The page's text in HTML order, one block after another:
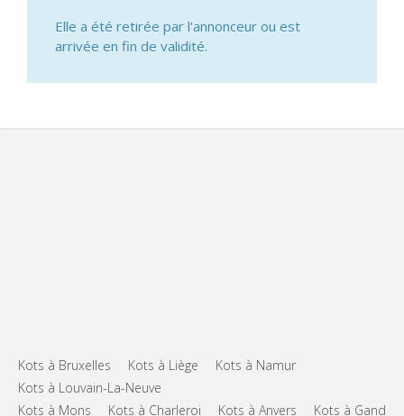
Elle a été retirée par l'annonceur ou est
arrivée en fin de validité.
Kots à Bruxelles Kots à Liège
Kots à Namur
Kots à Louvain-La-Neuve
Kots à Mons
Kots à Charleroi Kots à Anvers Kots à Gand